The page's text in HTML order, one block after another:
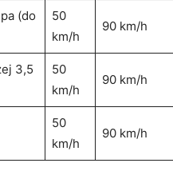
(do
50
km/h
90 km/h
3,5
50
km/h
90 km/h
50
km/h
90 km/h